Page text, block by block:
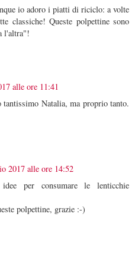
io adoro i piatti di riciclo: a volte
classiche! Queste polpettine sono
l'altra"!
alle ore 11:41
Natalia, ma proprio tanto.
2017 alle ore 14:52
per consumare le lenticchie
polpettine, grazie :-)